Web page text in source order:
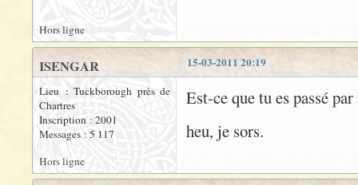
Hors ligne
15-03-2011 20:19
ISENGAR
Lieu : Tuckborough près de
Chartres
Inscription : 2001
Messages : 5 117
Est-ce que tu es passé
heu, je sors.
Hors ligne